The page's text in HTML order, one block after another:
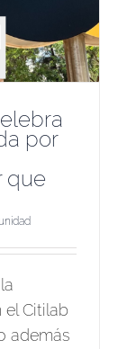
por
que
el Citilab
además